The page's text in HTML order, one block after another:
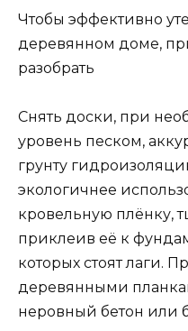
Чтобы эффективно
деревянном доме,
разобрать
Снять доски, при
уровень песком,
грунту
экологичнее
кровельную плёнку,
приклеив её к
которых стоят лаги.
деревянными
неровный бетон или